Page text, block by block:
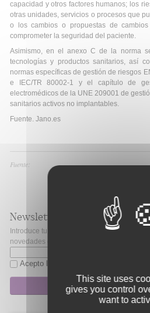
capacidad y otros factores humanos; los
otras unidades, servicios o procesos que
o los cambios o propuestas de
comprometer la seguridad del paciente.
Asimismo, en el anexo C de la norma
tecnologías y productos sanitarios, así
normas específicas de gestión de riesgos
e IEC/TR 80002-1 y el capítulo de
electromédicos de la UNE 209001 de
sanitarios activos no implantables.
Fuente. Jano.es
Fuente:
Newsletter
Introduce tu correo electrónico si quieres
novedades de Fibao.
Acepto la
Suscripción
This site uses
gives you control
want to